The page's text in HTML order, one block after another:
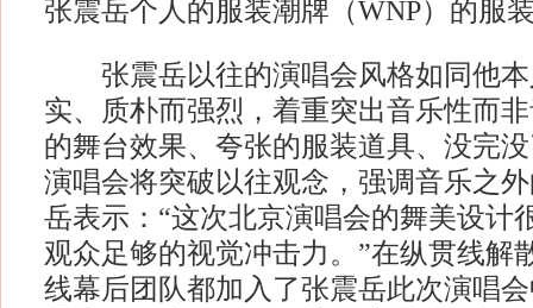
张震岳个人的服装潮牌（WNP）的服
张震岳以往的演唱会风格如同他本
实、质朴而强烈，着重突出音乐性而
的舞台效果、夸张的服装道具、没完
演唱会将突破以往观念，强调音乐之
岳表示：“这次北京演唱会的舞美设计
观众足够的视觉冲击力。”在纵贯线解
线幕后团队都加入了张震岳此次演唱